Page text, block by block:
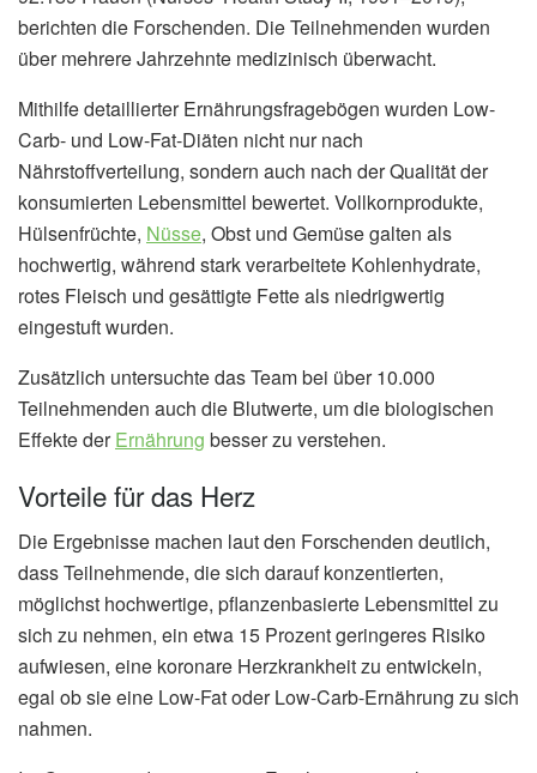
berichten die Forschenden. Die Teilnehmenden wurden
über mehrere Jahrzehnte medizinisch überwacht.
Mithilfe detaillierter Ernährungsfragebögen wurden Low-
Carb- und Low-Fat-Diäten nicht nur nach
Nährstoffverteilung, sondern auch nach der Qualität der
konsumierten Lebensmittel bewertet. Vollkornprodukte,
Hülsenfrüchte, Nüsse, Obst und Gemüse galten als
hochwertig, während stark verarbeitete Kohlenhydrate,
rotes Fleisch und gesättigte Fette als niedrigwertig
eingestuft wurden.
Zusätzlich untersuchte das Team bei über 10.000
Teilnehmenden auch die Blutwerte, um die biologischen
Effekte derErnährung besser zu verstehen.
Vorteile für das Herz
Die Ergebnisse machen laut den Forschenden deutlich,
dass Teilnehmende, die sich darauf konzentierten,
möglichst hochwertige, pflanzenbasierte Lebensmittel zu
sich zu nehmen, ein etwa 15 Prozent geringeres Risiko
aufwiesen, eine koronare Herzkrankheit zu entwickeln,
egal ob sie eine Low-Fat oder Low-Carb-Ernährung zu sich
nahmen.